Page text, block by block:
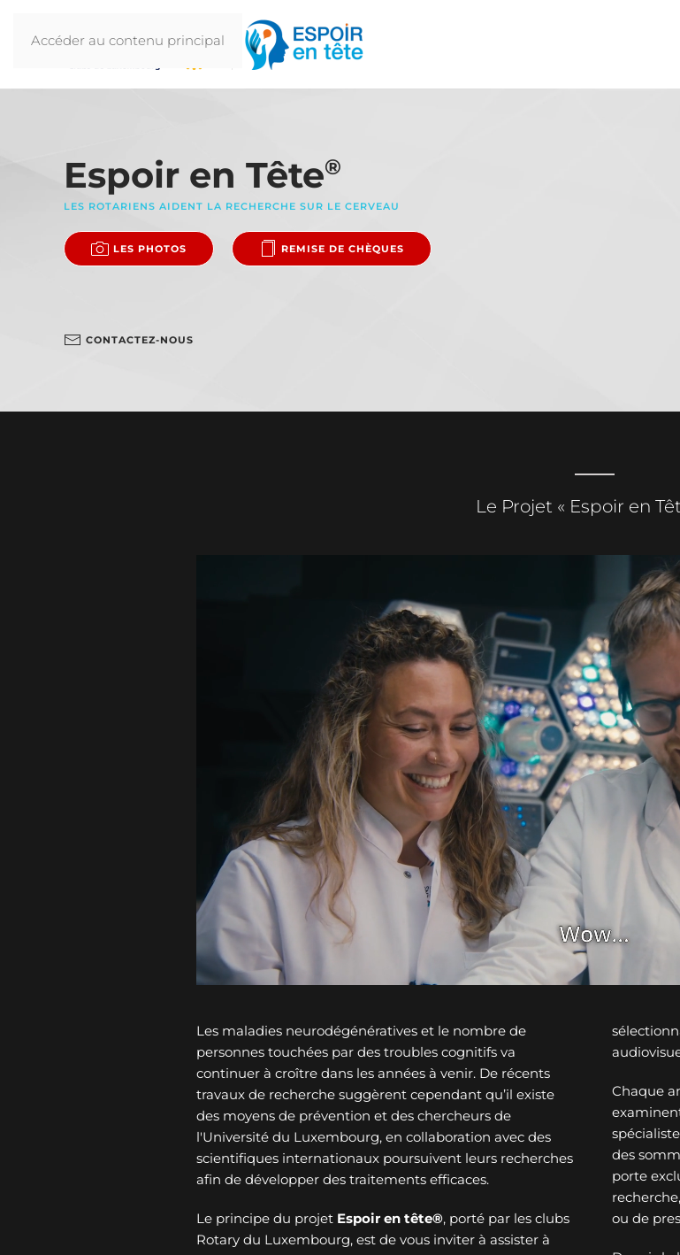
Accéder au contenu principal
Espoir en Tête®
LES ROTARIENS AIDENT LA RECHERCHE SUR LE CERVEAU
LES PHOTOS REMISE DE CHÈQUES
CONTACTEZ-NOUS
Le Projet « Espoir en
Les maladies neurodégénératives et le nombre de
personnes touchées par des troubles cognitifs va
continuer à croître dans les années à venir. De récents
travaux de recherche suggèrent cependant qu’il existe
des moyens de prévention et des chercheurs de
l'Université du Luxembourg, en collaboration avec des
scientifiques internationaux poursuivent leurs recherches
afin de développer des traitements efficaces.
Le principe du projet Espoir en tête®, porté par les clubs
Rotary du Luxembourg, est de vous inviter à assister à
Chaque
des
porte
ou de